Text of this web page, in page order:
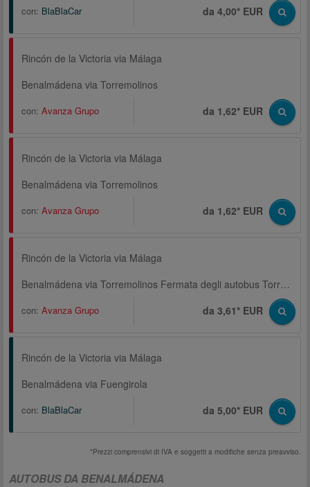
con: BlaBlaCar da 4,00* EUR
Rincón de la Victoria via Málaga
Benalmádena via Torremolinos
con: Avanza Grupo da 1,62* EUR
Rincón de la Victoria via Málaga
Benalmádena via Torremolinos
con: Avanza Grupo da 1,62* EUR
Rincón de la Victoria via Málaga
Benalmádena via Torremolinos Fermata degli autobus Torremolinos (Plaza de la Nogalera)
con: Avanza Grupo da 3,61* EUR
Rincón de la Victoria via Málaga
Benalmádena via Fuengirola
con: BlaBlaCar da 5,00* EUR
*Prezzi comprensivi di IVA e soggetti a modifiche senza preavviso.
AUTOBUS DA BENALMÁDENA